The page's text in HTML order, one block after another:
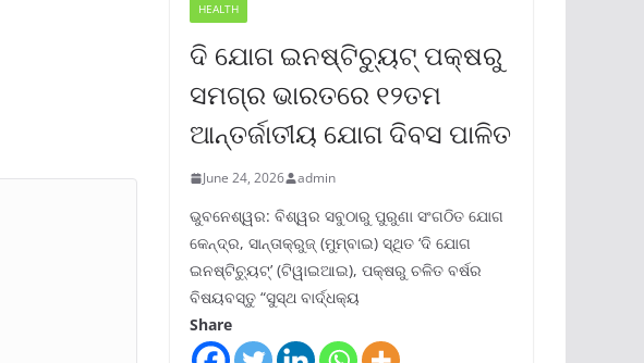
HEALTH
ଦି ଯୋଗ ଇନଷ୍ଟିଚ୍ୟୁଟ୍ ପକ୍ଷରୁ
ସମଗ୍ର ଭାରତରେ ୧୨ତମ
ଆନ୍ତର୍ଜାତୀୟ ଯୋଗ ଦିବସ ପାଳିତ
June 24, 2026 admin
ଭୁବନେଶ୍ୱର: ବିଶ୍ୱର ସବୁଠାରୁ ପୁରୁଣା ସଂଗଠିତ ଯୋଗ
କେନ୍ଦ୍ର, ସାନ୍ତାକ୍ରୁଜ୍ (ମୁମ୍ବାଇ) ସ୍ଥିତ ‘ଦି ଯୋଗ
ଇନଷ୍ଟିଚ୍ୟୁଟ୍‌’ (ଟିୱାଇଆଇ), ପକ୍ଷରୁ ଚଳିତ ବର୍ଷର
ବିଷୟବସ୍ତୁ “ସୁସ୍ଥ ବାର୍ଦ୍ଧକ୍ୟ
Share